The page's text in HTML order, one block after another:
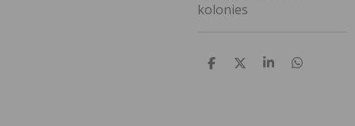
kolonies
D
D
S
D